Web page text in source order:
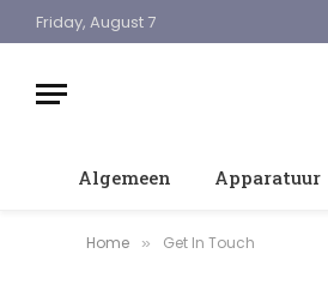
Friday, August 7
Algemeen Apparatuur
Home » Get In Touch